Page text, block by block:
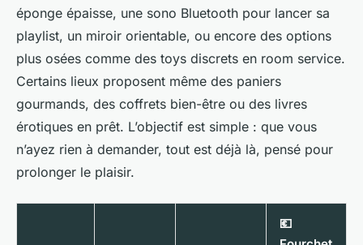
éponge épaisse, une sono Bluetooth pour lancer sa
playlist, un miroir orientable, ou encore des options
plus osées comme des toys discrets en room service.
Certains lieux proposent même des paniers
gourmands, des coffrets bien-être ou des livres
érotiques en prêt. L’objectif est simple : que vous
n’ayez rien à demander, tout est déjà là, pensé pour
prolonger le plaisir.
💶